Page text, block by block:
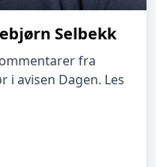
Selbekk
fra
i avisen Dagen. Les